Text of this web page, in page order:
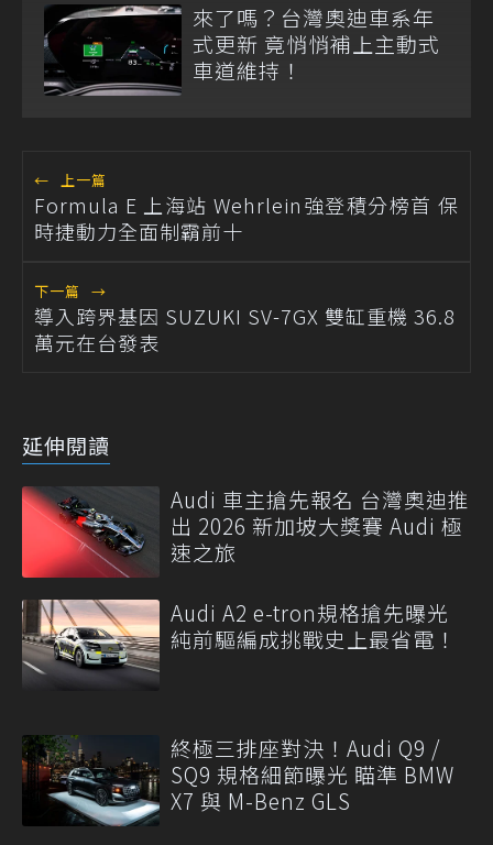
來了嗎？台灣奧迪車系年
式更新 竟悄悄補上主動式
車道維持！
← 上一篇
Formula E 上海站 Wehrlein強登積分榜首 保
時捷動力全面制霸前十
下一篇 →
導入跨界基因 SUZUKI SV-7GX 雙缸重機 36.8
萬元在台發表
延伸閱讀
Audi 車主搶先報名 台灣奧迪推
出 2026 新加坡大獎賽 Audi 極
速之旅
Audi A2 e-tron規格搶先曝光
純前驅編成挑戰史上最省電！
終極三排座對決！Audi Q9 /
SQ9 規格細節曝光 瞄準 BMW
X7 與 M-Benz GLS